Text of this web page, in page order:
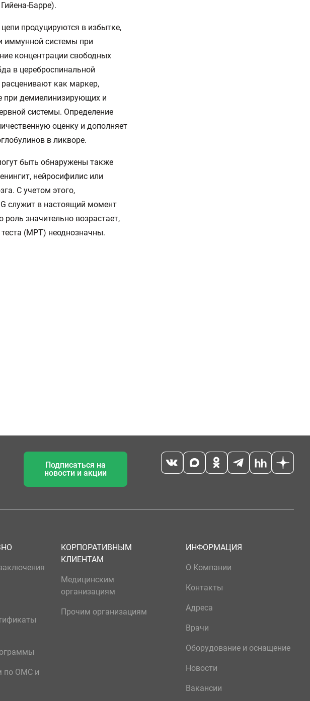
Барре).
продуцируются в избытке,
иммунной системы при
концентрации свободных
в цереброспинальной
как маркер,
при демиелинизирующих и
системы. Определение
оценку и дополняет
в ликворе.
быть обнаружены также
нейросифилис или
С учетом этого,
служит в настоящий момент
значительно возрастает,
теста (МРТ) неоднозначны.
Подписаться на
новости и акции
по ОМС и
КОРПОРАТИВНЫМ
КЛИЕНТАМ
Медицинским
организациям
Прочим организациям
ИНФОРМАЦИЯ
О Компании
Контакты
Адреса
Врачи
Оборудование и оснащение
Новости
Вакансии